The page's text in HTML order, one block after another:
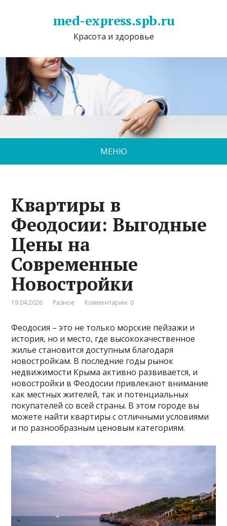
med-express.spb.ru
Красота и здоровье
МЕНЮ
Квартиры в
Феодосии: Выгодные
Цены на
Современные
Новостройки
19.04.2026 Разное Комментарии: 0
Феодосия – это не только морские пейзажи и
история, но и место, где высококачественное
жилье становится доступным благодаря
новостройкам. В последние годы рынок
недвижимости Крыма активно развивается, и
новостройки в Феодосии привлекают внимание
как местных жителей, так и потенциальных
покупателей со всей страны. В этом городе вы
можете найти квартиры с отличными условиями
и по разнообразным ценовым категориям.